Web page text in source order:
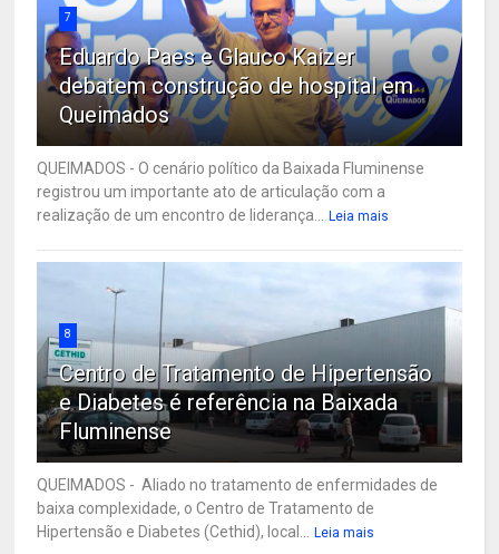
7
Eduardo Paes e Glauco Kaizer
debatem construção de hospital em
Queimados
QUEIMADOS - O cenário político da Baixada Fluminense
registrou um importante ato de articulação com a
realização de um encontro de liderança...
Leia mais
8
Centro de Tratamento de Hipertensão
e Diabetes é referência na Baixada
Fluminense
QUEIMADOS - Aliado no tratamento de enfermidades de
baixa complexidade, o Centro de Tratamento de
Hipertensão e Diabetes (Cethid), local...
Leia mais